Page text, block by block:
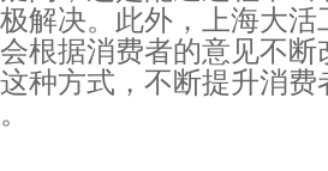
解决。此外，上海大
根据消费者的意见不
种方式，不断提升消